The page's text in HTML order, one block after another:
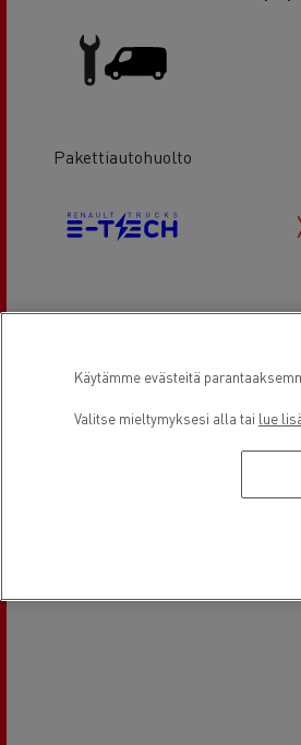
Pakettiautohuolto
Sijainti
Käytämme evästeitä
Valitse mieltymyksesi alla tai lue